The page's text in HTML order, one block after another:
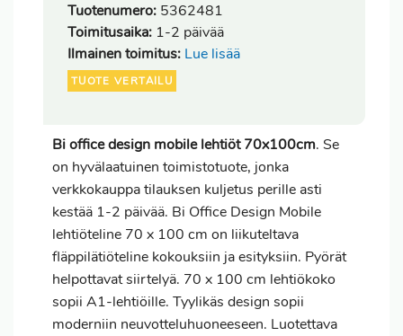
Tuotenumero: 5362481
Toimitusaika: 1-2 päivää
Ilmainen toimitus: Lue lisää
TUOTE VERTAILU
Bi office design mobile lehtiöt 70x100cm. Se
on hyvälaatuinen toimistotuote, jonka
verkkokauppa tilauksen kuljetus perille asti
kestää 1-2 päivää. Bi Office Design Mobile
lehtiöteline 70 x 100 cm on liikuteltava
fläppilätiöteline kokouksiin ja esityksiin. Pyörät
helpottavat siirtelyä. 70 x 100 cm lehtiökoko
sopii A1-lehtiöille. Tyylikäs design sopii
moderniin neuvotteluhuoneeseen. Luotettava